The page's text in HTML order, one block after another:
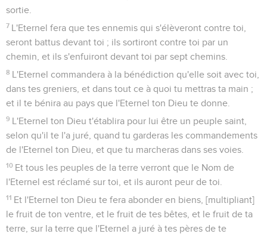
sortie.
7 L'Eternel fera que tes ennemis qui s'élèveront contre toi,
seront battus devant toi ; ils sortiront contre toi par un
chemin, et ils s'enfuiront devant toi par sept chemins.
8 L'Eternel commandera à la bénédiction qu'elle soit avec toi,
dans tes greniers, et dans tout ce à quoi tu mettras ta main ;
et il te bénira au pays que l'Eternel ton Dieu te donne.
9 L'Eternel ton Dieu t'établira pour lui être un peuple saint,
selon qu'il te l'a juré, quand tu garderas les commandements
de l'Eternel ton Dieu, et que tu marcheras dans ses voies.
10 Et tous les peuples de la terre verront que le Nom de
l'Eternel est réclamé sur toi, et ils auront peur de toi.
11 Et l'Eternel ton Dieu te fera abonder en biens, [multipliant]
le fruit de ton ventre, et le fruit de tes bêtes, et le fruit de ta
terre, sur la terre que l'Eternel a juré à tes pères de te